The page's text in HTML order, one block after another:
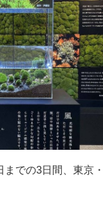
での3日間、東京